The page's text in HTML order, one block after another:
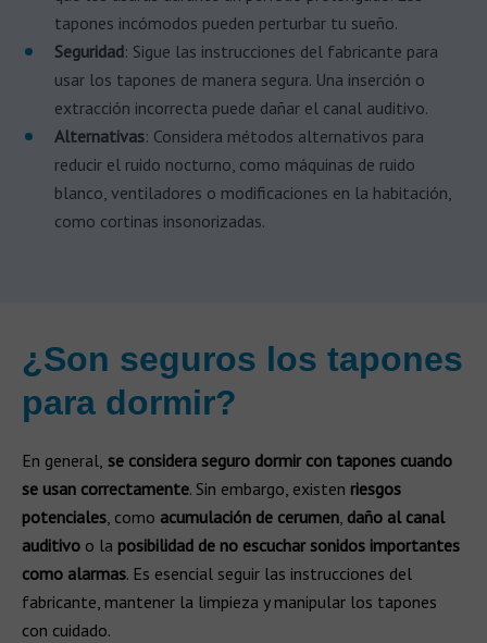
tapones incómodos pueden perturbar tu sueño.
Seguridad: Sigue las instrucciones del fabricante para
usar los tapones de manera segura. Una inserción o
extracción incorrecta puede dañar el canal auditivo.
Alternativas: Considera métodos alternativos para
reducir el ruido nocturno, como máquinas de ruido
blanco, ventiladores o modificaciones en la habitación,
como cortinas insonorizadas.
¿Son seguros los tapones
para dormir?
En general, se considera seguro dormir con tapones cuando
se usan correctamente. Sin embargo, existen riesgos
potenciales, como acumulación de cerumen, daño al canal
auditivo o la posibilidad de no escuchar sonidos importantes
como alarmas. Es esencial seguir las instrucciones del
fabricante, mantener la limpieza y manipular los tapones
con cuidado.